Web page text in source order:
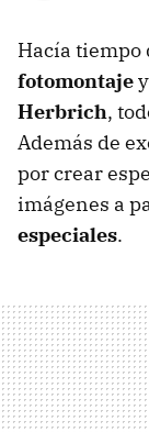
Hacía tiempo
fotomontaje
Herbrich,
Además de
por crear
imágenes a
especiales.